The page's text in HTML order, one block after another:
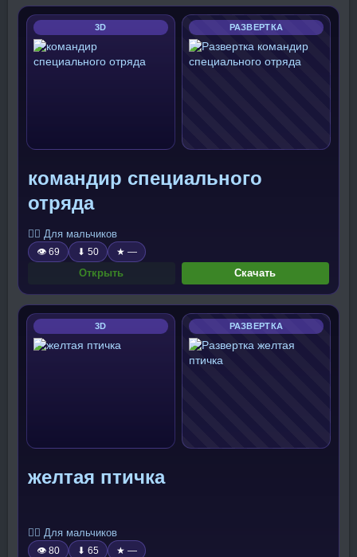
3D РАЗВЕРТКА
командир специального
отряда
🧍‍♂️ Для мальчиков
👁 69 ⬇ 50 ★ —
Открыть Скачать
3D РАЗВЕРТКА
желтая птичка
🧍‍♂️ Для мальчиков
👁 80 ⬇ 65 ★ —